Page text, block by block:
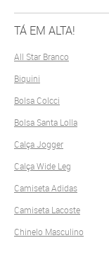
TÁ EM ALTA!
All Star Branco
Biquini
Bolsa Colcci
Bolsa Santa Lolla
Calça Jogger
Calça Wide Leg
Camiseta Adidas
Camiseta Lacoste
Chinelo Masculino